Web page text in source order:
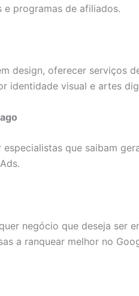
programas de afiliados.
design, oferecer serviços
identidade visual e artes
especialistas que saibam
negócio que deseja ser
a ranquear melhor no